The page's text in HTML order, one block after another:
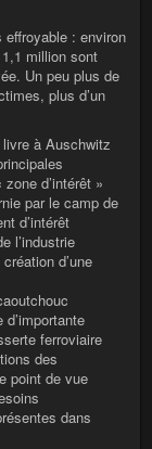
effroyable : environ
million sont
Un peu plus de
plus d’un
à Auschwitz
d’intérêt »
par le camp de
d’intérêt
l’industrie
d’une
ferroviaire
des
point de vue
dans